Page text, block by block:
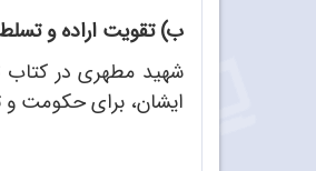
ب) تقویت اراده و
شهید مطهری در کتاب
ایشان، برای حکومت و